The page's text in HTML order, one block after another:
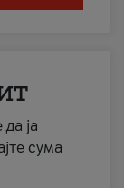
ја
сума